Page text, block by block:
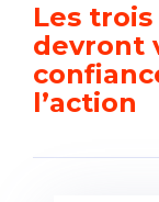
Les
devront
l’action